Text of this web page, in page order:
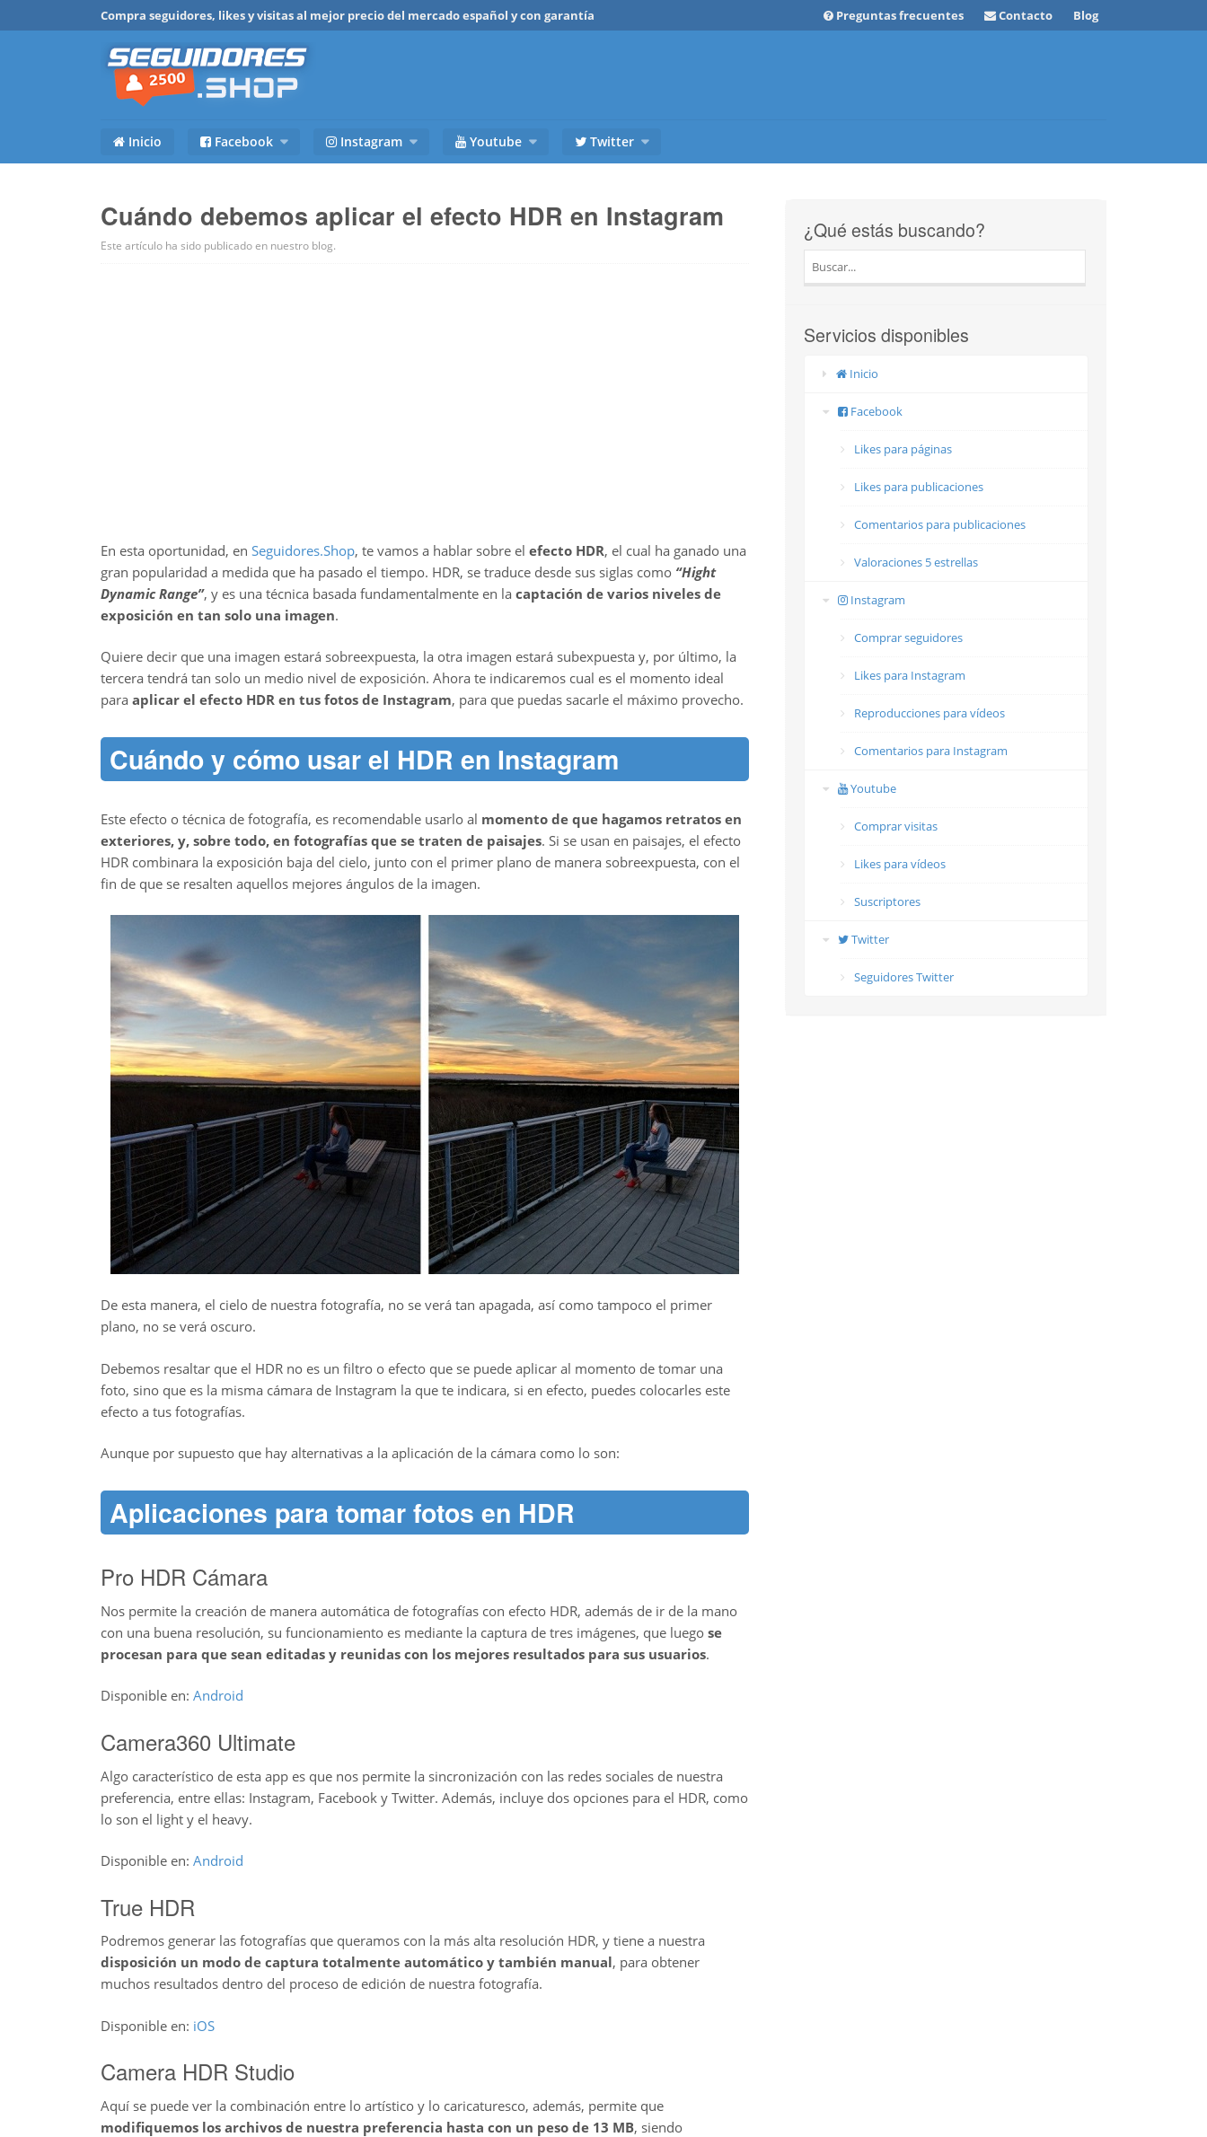
Compra seguidores, likes y visitas al mejor precio del mercado español y con garantía Preguntas frecuentes Contacto Blog
Inicio Facebook Instagram Youtube Twitter
Cuándo debemos aplicar el efecto HDR en Instagram
Este artículo ha sido publicado en nuestro blog.
En esta oportunidad, en Seguidores.Shop, te vamos a hablar sobre el efecto HDR, el cual ha ganado una
gran popularidad a medida que ha pasado el tiempo. HDR, se traduce desde sus siglas como “Hight
Dynamic Range”, y es una técnica basada fundamentalmente en la captación de varios niveles de
exposición en tan solo una imagen.
Quiere decir que una imagen estará sobreexpuesta, la otra imagen estará subexpuesta y, por último, la
tercera tendrá tan solo un medio nivel de exposición. Ahora te indicaremos cual es el momento ideal
para aplicar el efecto HDR en tus fotos de Instagram, para que puedas sacarle el máximo provecho.
Cuándo y cómo usar el HDR en Instagram
Este efecto o técnica de fotografía, es recomendable usarlo al momento de que hagamos retratos en
exteriores, y, sobre todo, en fotografías que se traten de paisajes. Si se usan en paisajes, el efecto
HDR combinara la exposición baja del cielo, junto con el primer plano de manera sobreexpuesta, con el
fin de que se resalten aquellos mejores ángulos de la imagen.
De esta manera, el cielo de nuestra fotografía, no se verá tan apagada, así como tampoco el primer
plano, no se verá oscuro.
Debemos resaltar que el HDR no es un filtro o efecto que se puede aplicar al momento de tomar una
foto, sino que es la misma cámara de Instagram la que te indicara, si en efecto, puedes colocarles este
efecto a tus fotografías.
Aunque por supuesto que hay alternativas a la aplicación de la cámara como lo son:
Aplicaciones para tomar fotos en HDR
Pro HDR Cámara
Nos permite la creación de manera automática de fotografías con efecto HDR, además de ir de la mano
con una buena resolución, su funcionamiento es mediante la captura de tres imágenes, que luego se
procesan para que sean editadas y reunidas con los mejores resultados para sus usuarios.
Disponible en: Android
Camera360 Ultimate
Algo característico de esta app es que nos permite la sincronización con las redes sociales de nuestra
preferencia, entre ellas: Instagram, Facebook y Twitter. Además, incluye dos opciones para el HDR, como
lo son el light y el heavy.
Disponible en: Android
True HDR
Podremos generar las fotografías que queramos con la más alta resolución HDR, y tiene a nuestra
disposición un modo de captura totalmente automático y también manual, para obtener
muchos resultados dentro del proceso de edición de nuestra fotografía.
Disponible en: iOS
Camera HDR Studio
Aquí se puede ver la combinación entre lo artístico y lo caricaturesco, además, permite que
modifiquemos los archivos de nuestra preferencia hasta con un peso de 13 MB, siendo
¿Qué estás buscando?
Servicios disponibles
Inicio
Facebook
Likes para páginas
Likes para publicaciones
Comentarios para publicaciones
Valoraciones 5 estrellas
Instagram
Comprar seguidores
Likes para Instagram
Reproducciones para vídeos
Comentarios para Instagram
Youtube
Comprar visitas
Likes para vídeos
Suscriptores
Twitter
Seguidores Twitter